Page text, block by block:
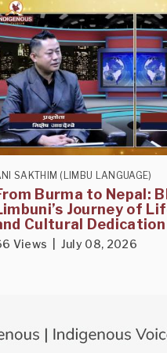
SAKTHIM (LIMBU LANGUAGE)
Burma to Nepal:
Journey of
Cultural Dedication
Views | July 08, 2026